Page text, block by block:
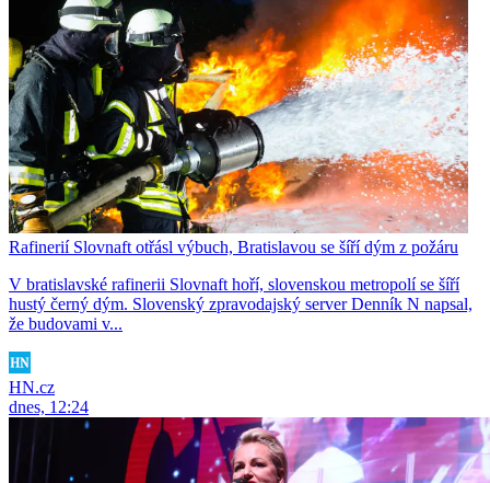
Rafinerií Slovnaft otřásl výbuch, Bratislavou se šíří dým z požáru
V bratislavské rafinerii Slovnaft hoří, slovenskou metropolí se šíří
hustý černý dým. Slovenský zpravodajský server Denník N napsal,
že budovami v...
HN.cz
dnes, 12:24